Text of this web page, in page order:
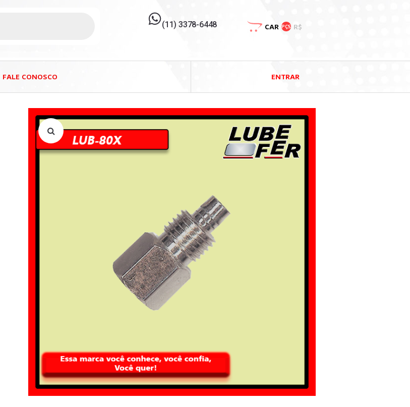
(11) 3378-6448 CAR PÇS R$
FALE CONOSCO ENTRAR